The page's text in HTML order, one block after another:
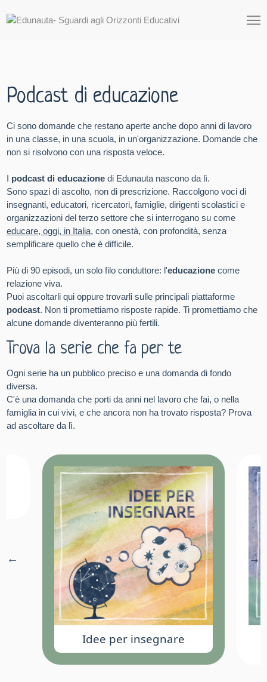
Podcast di educazione
Ci sono domande che restano aperte anche dopo anni di lavoro
in una classe, in una scuola, in un'organizzazione. Domande che
non si risolvono con una risposta veloce.
I podcast di educazionedi Edunauta nascono da lì.
Sono spazi di ascolto, non di prescrizione. Raccolgono voci di
insegnanti, educatori, ricercatori, famiglie, dirigenti scolastici e
organizzazioni del terzo settore che si interrogano su come
educare, oggi, in Italia, con onestà, con profondità, senza
semplificare quello che è difficile.
Più di 90 episodi, un solo filo conduttore: l'educazione come
relazione viva.
Puoi ascoltarli qui oppure trovarli sulle principali piattaforme
podcast. Non ti promettiamo risposte rapide. Ti promettiamo che
alcune domande diventeranno più fertili.
Trova la serie che fa per te
Ogni serie ha un pubblico preciso e una domanda di fondo
diversa.
C'è una domanda che porti da anni nel lavoro che fai, o nella
famiglia in cui vivi, e che ancora non ha trovato risposta? Prova
ad ascoltare da lì.
Idee per insegnare